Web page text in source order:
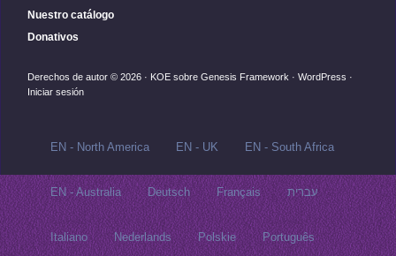
Nuestro catálogo
Donativos
Derechos de autor © 2026 · KOE sobre Genesis Framework · WordPress ·
Iniciar sesión
EN - North America EN - UK EN - South Africa
EN - Australia Deutsch Français עברית
Italiano Nederlands Polskie Português